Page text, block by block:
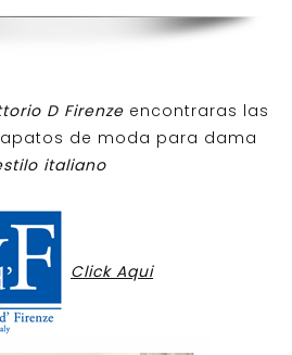
D Firenzeencontraras las
de moda para dama
italiano
Click Aqui